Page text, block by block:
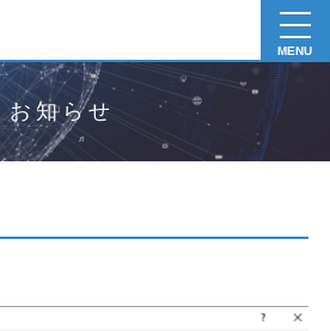
MENU
お知らせ